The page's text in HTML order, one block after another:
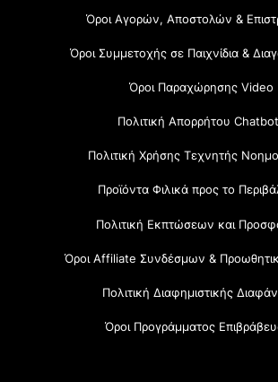
Όροι Αγορών, Αποστολών &
Όροι Συμμετοχής σε Παιχνίδια &
Όροι Παραχώρησης Video
Πολιτική Απορρήτου
Πολιτική Χρήσης Τεχνητής
Προϊόντα Φιλικά προς το
Πολιτική Εκπτώσεων και
Όροι Affiliate Συνδέσμων &
Πολιτική Διαφημιστικής
Όροι Προγράμματος